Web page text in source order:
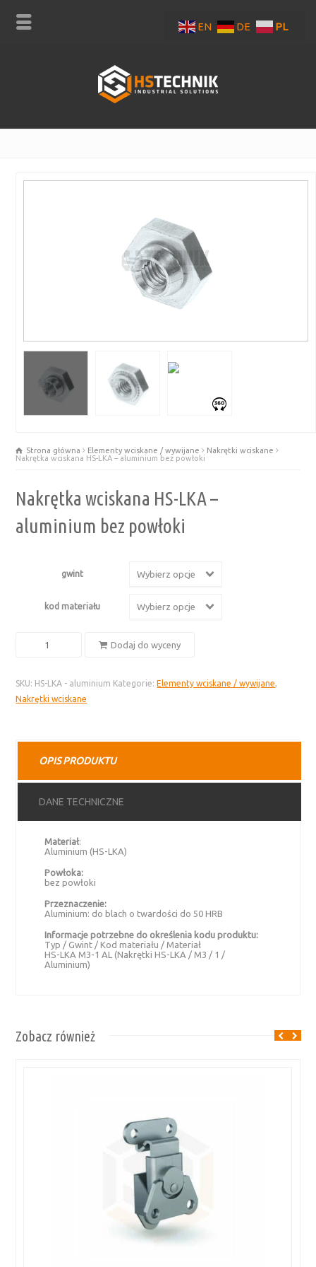
Strona główna Elementy wciskane / wywijane
Nakrętki wciskane
Nakrętka wciskana HS-LKA – aluminium bez powłoki
Nakrętka wciskana HS-LKA –
aluminium bez powłoki
gwint Wybierz opcje
kod materiału Wybierz opcje
HS-
LKA
powłoki
Dodaj do wyceny
SKU: HS-LKA - aluminium Kategorie:Elementy wciskane / wywijane,
Nakrętki wciskane
OPIS PRODUKTU
DANE TECHNICZNE
Materiał:
Aluminium (HS-LKA)
Powłoka:
bez powłoki
Przeznaczenie:
Aluminium: do blach o twardości do 50 HRB
Informacje potrzebne do określenia kodu produktu:
Typ / Gwint / Kod materiału / Materiał
HS-LKA M3-1 AL (Nakrętki HS-LKA / M3 / 1 /
Aluminium)
Zobacz również
EN DE PL